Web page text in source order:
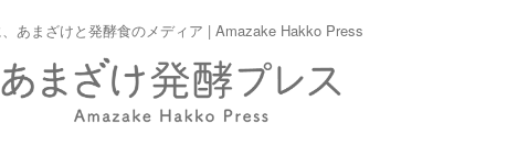
あまざけと発酵食のメディア | Amazake Hakko Press